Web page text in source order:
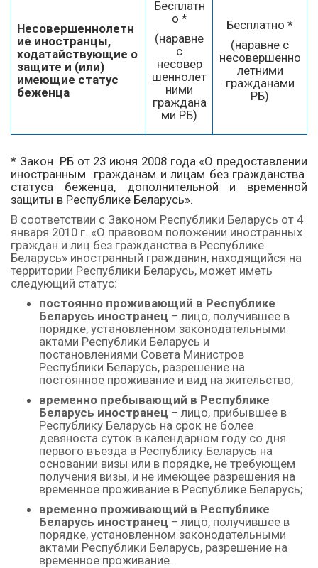
Несовершеннолетн
ие иностранцы,
ходатайствующие о
защите и (или)
имеющие статус
беженца
Бесплатн
о *
(наравне
с
несовер
шеннолет
ними
граждана
ми РБ)
Бесплатно *
(наравне с
несовершенно
летними
гражданами
РБ)
* Закон РБ от 23 июня 2008 года «О предоставлении
иностранным гражданам и лицам без гражданства
статуса беженца, дополнительной и временной
защиты в Республике Беларусь».
В соответствии с Законом Республики Беларусь от 4
января 2010 г. «О правовом положении иностранных
граждан и лиц без гражданства в Республике
Беларусь» иностранный гражданин, находящийся на
территории Республики Беларусь, может иметь
следующий статус:
постоянно проживающий в Республике
Беларусь иностранец – лицо, получившее в
порядке, установленном законодательными
актами Республики Беларусь и
постановлениями Совета Министров
Республики Беларусь, разрешение на
постоянное проживание и вид на жительство;
временно пребывающий в Республике
Беларусь иностранец – лицо, прибывшее в
Республику Беларусь на срок не более
девяноста суток в календарном году со дня
первого въезда в Республику Беларусь на
основании визы или в порядке, не требующем
получения визы, и не имеющее разрешения на
временное проживание в Республике Беларусь;
временно проживающий в Республике
Беларусь иностранец – лицо, получившее в
порядке, установленном законодательными
актами Республики Беларусь, разрешение на
временное проживание.